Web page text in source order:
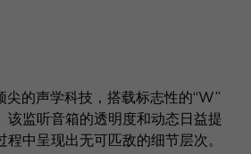
的声学科技，搭载标志性的“W”
该监听音箱的透明度和动态日益提
中呈现出无可匹敌的细节层次。